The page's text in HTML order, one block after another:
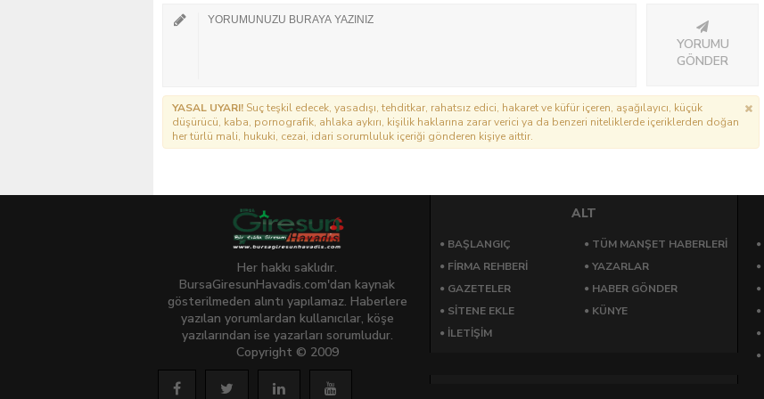
YORUMU
GÖNDER
YASAL UYARI! Suç teşkil edecek, yasadışı, tehditkar, rahatsız edici, hakaret ve küfür içeren, aşağılayıcı, küçük
düşürücü, kaba, pornografik, ahlaka aykırı, kişilik haklarına zarar verici ya da benzeri niteliklerde içeriklerden doğan
her türlü mali, hukuki, cezai, idari sorumluluk içeriği gönderen kişiye aittir.
Her hakkı saklıdır.
BursaGiresunHavadis.com'dan kaynak
gösterilmeden alıntı yapılamaz. Haberlere
yazılan yorumlardan kullanıcılar, köşe
yazılarından ise yazarları sorumludur.
Copyright © 2009
ALT
BAŞLANGIÇ
TÜM MANŞET HABERLERİ
FİRMA REHBERİ
YAZARLAR
GAZETELER
HABER GÖNDER
SİTENE EKLE
KÜNYE
İLETİŞİM